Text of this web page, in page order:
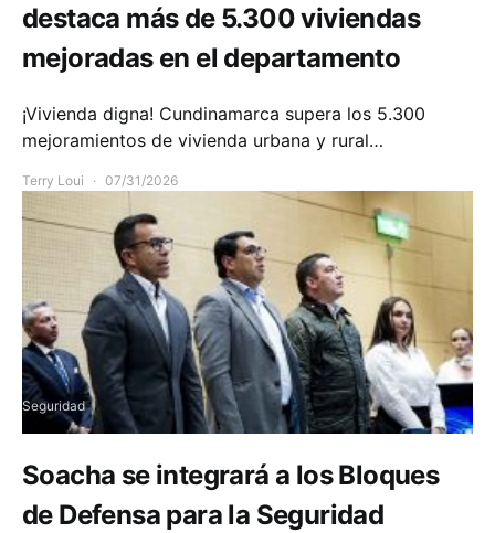
destaca más de 5.300 viviendas
mejoradas en el departamento
¡Vivienda digna! Cundinamarca supera los 5.300
mejoramientos de vivienda urbana y rural…
Terry Loui 07/31/2026
Seguridad
Soacha se integrará a los Bloques
de Defensa para la Seguridad